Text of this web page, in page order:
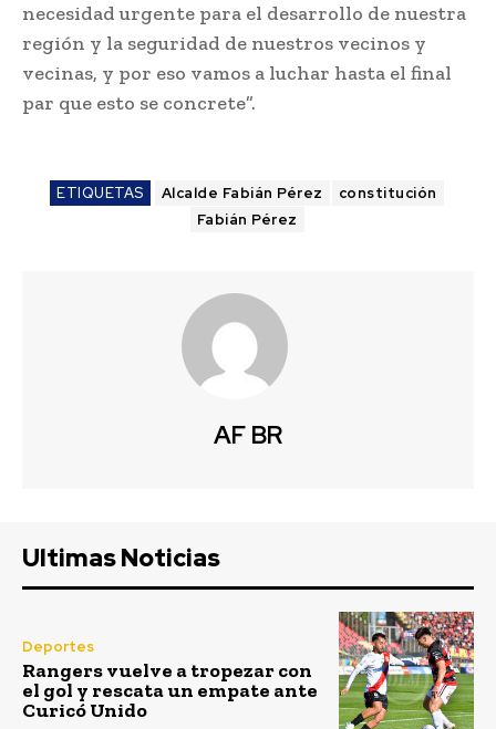
necesidad urgente para el desarrollo de nuestra
región y la seguridad de nuestros vecinos y
vecinas, y por eso vamos a luchar hasta el final
par que esto se concrete”.
ETIQUETAS Alcalde Fabián Pérez
constitución
Fabián Pérez
AF BR
Ultimas Noticias
Deportes
Rangers vuelve a tropezar con
el gol y rescata un empate ante
Curicó Unido